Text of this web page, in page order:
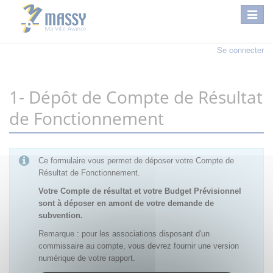
Se connecter
1- Dépôt de Compte de Résultat
de Fonctionnement
Ce formulaire vous permet de déposer votre Compte de
Résultat de Fonctionnement.
Votre Compte de résultat et votre Budget Prévisionnel
sont à déposer en amont de votre demande de
subvention.
Remarque : pour les associations disposant d'un
commissaire au compte, vous devrez fournir une version
numérique de votre rapport.